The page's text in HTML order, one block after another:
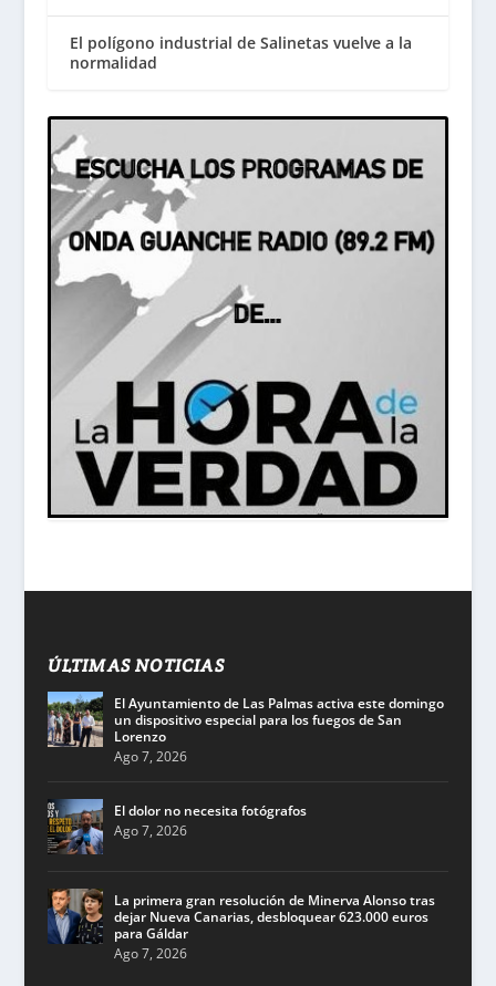
El polígono industrial de Salinetas vuelve a la
normalidad
ÚLTIMAS NOTICIAS
El Ayuntamiento de Las Palmas activa este domingo
un dispositivo especial para los fuegos de San
Lorenzo
Ago 7, 2026
El dolor no necesita fotógrafos
Ago 7, 2026
La primera gran resolución de Minerva Alonso tras
dejar Nueva Canarias, desbloquear 623.000 euros
para Gáldar
Ago 7, 2026